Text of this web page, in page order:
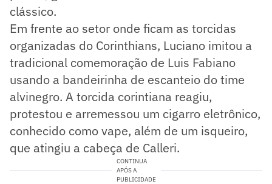
clássico.
Em frente ao setor onde ficam as torcidas
organizadas do Corinthians, Luciano imitou a
tradicional comemoração de Luis Fabiano
usando a bandeirinha de escanteio do time
alvinegro. A torcida corintiana reagiu,
protestou e arremessou um cigarro eletrônico,
conhecido como vape, além de um isqueiro,
que atingiu a cabeça de Calleri.
CONTINUA
APÓS A
PUBLICIDADE